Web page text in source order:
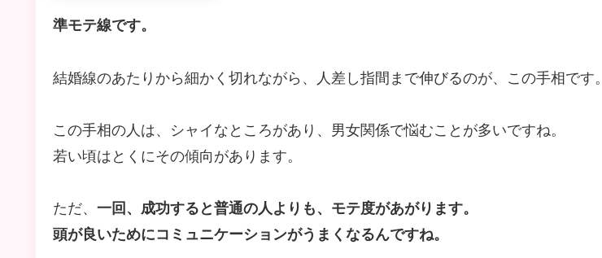
準モテ線です。
結婚線のあたりから細かく切れながら、人差し指間まで伸びるのが、この手相です。
この手相の人は、シャイなところがあり、男女関係で悩むことが多いですね。
若い頃はとくにその傾向があります。
ただ、 一回、成功すると普通の人よりも、モテ度があがります。
頭が良いためにコミュニケーションがうまくなるんですね。